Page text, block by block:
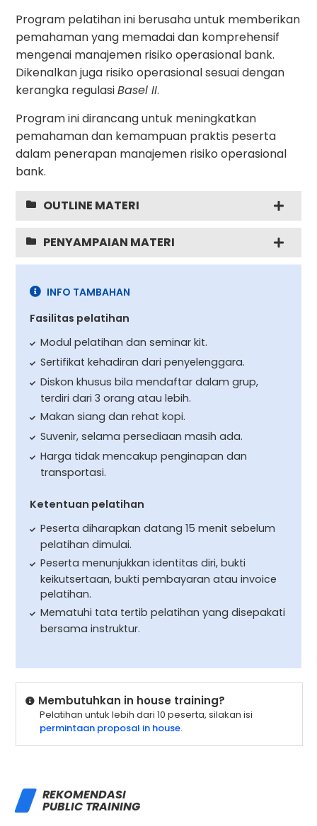
Program pelatihan ini berusaha untuk memberikan
pemahaman yang memadai dan komprehensif
mengenai manajemen risiko operasional bank.
Dikenalkan juga risiko operasional sesuai dengan
kerangka regulasiBasel II.
Program ini dirancang untuk meningkatkan
pemahaman dan kemampuan praktis peserta
dalam penerapan manajemen risiko operasional
bank.
OUTLINE MATERI
PENYAMPAIAN MATERI
INFO TAMBAHAN
Fasilitas pelatihan
Modul pelatihan dan seminar kit.
Sertifikat kehadiran dari penyelenggara.
Diskon khusus bila mendaftar dalam grup,
terdiri dari 3 orang atau lebih.
Makan siang dan rehat kopi.
Suvenir, selama persediaan masih ada.
Harga tidak mencakup penginapan dan
transportasi.
Ketentuan pelatihan
Peserta diharapkan datang 15 menit sebelum
pelatihan dimulai.
Peserta menunjukkan identitas diri, bukti
keikutsertaan, bukti pembayaran atau invoice
pelatihan.
Mematuhi tata tertib pelatihan yang disepakati
bersama instruktur.
Membutuhkan in house training?
Pelatihan untuk lebih dari 10 peserta, silakan isi
permintaan proposal in house.
REKOMENDASI
PUBLIC TRAINING